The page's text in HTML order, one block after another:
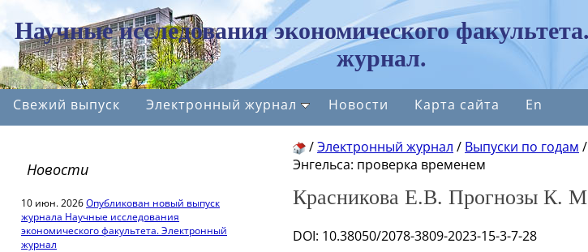
Научные исследования экономического
журнал.
Свежий выпуск Электронный журнал Новости Карта сайта En
Новости
10 июн. 2026Опубликован новый выпуск
журнала Научные исследования
экономического факультета. Электронный
журнал
/Электронный журнал / Выпуски по годам /
Энгельса: проверка временем
Красникова Е.В. Прогнозы К.
DOI: 10.38050/2078-3809-2023-15-3-7-28